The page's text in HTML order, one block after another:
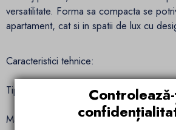
versatilitate. Forma sa compacta se
apartament, cat si in spatii de lux cu
Caracteristici tehnice:
Tip: Lavoar pe blat
Material: Compozit marmura